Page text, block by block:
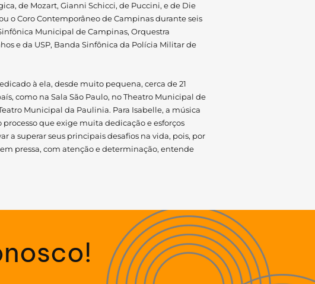
de Mozart, Gianni Schicci, de Puccini, e de Die
o Coro Contemporâneo de Campinas durante seis
Municipal de Campinas, Orquestra
e da USP, Banda Sinfônica da Polícia Militar de
à ela, desde muito pequena, cerca de 21
como na Sala São Paulo, no Theatro Municipal de
Municipal da Paulinia. Para Isabelle, a música
que exige muita dedicação e esforços
a superar seus principais desafios na vida, pois, por
pressa, com atenção e determinação, entende